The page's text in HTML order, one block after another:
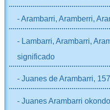
- Arambarri, Aramberri,
- Lambarri, Arambarri,
significado
- Juanes de Arambarri,
- Juanes Arambarri